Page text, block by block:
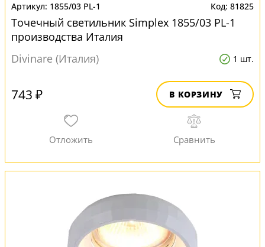
1855/03 PL-1 81825
Точечный светильник Simplex 1855/03 PL-1
производства Италия
Divinare (Италия)
1 шт.
743 ₽ В КОРЗИНУ